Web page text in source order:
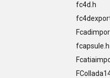
fc4d.h
fcapsule.h